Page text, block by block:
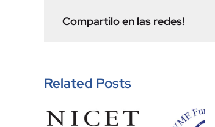
Compartilo en las redes!
Related Posts